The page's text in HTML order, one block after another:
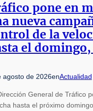
pone en
nueva
de la
el domingo,
agosto de 2026enActualidad
General de Tráfico
hasta el próximo